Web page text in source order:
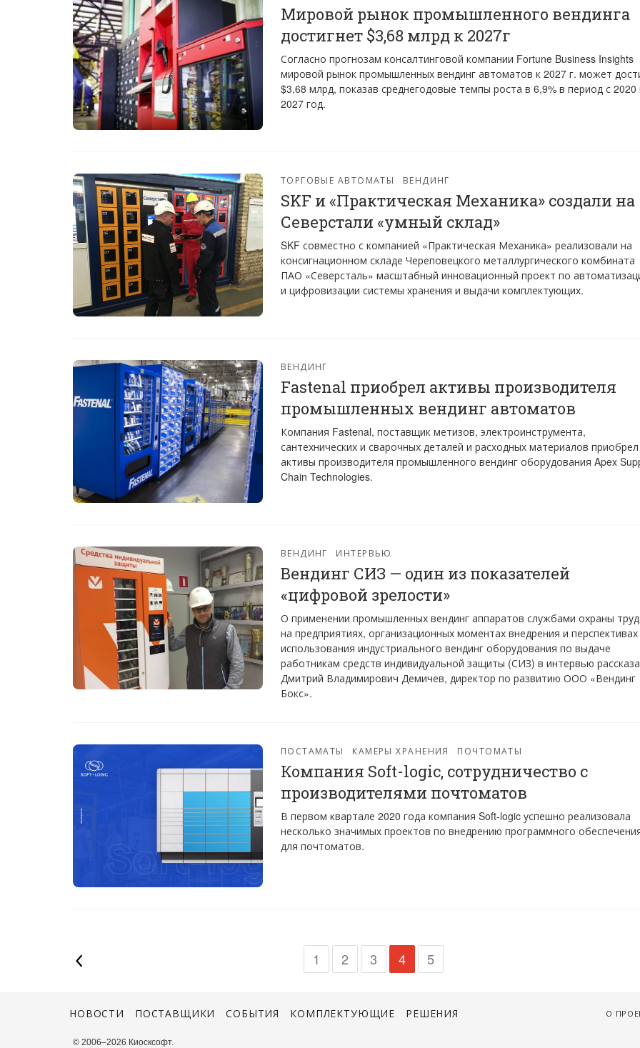
Мировой рынок промышленного вендинга
достигнет $3,68 млрд к 2027г
Согласно прогнозам консалтинговой компании Fortune Business Insights
мировой рынок промышленных вендинг автоматов к 2027 г. может
$3,68 млрд, показав среднегодовые темпы роста в 6,9% в период с 2020
2027 год.
ТОРГОВЫЕ АВТОМАТЫ ВЕНДИНГ
SKF и «Практическая Механика» создали на
Северстали «умный склад»
SKF совместно с компанией «Практическая Механика» реализовали на
консигнационном складе Череповецкого металлургического комбината
ПАО «Северсталь» масштабный инновационный проект по
и цифровизации системы хранения и выдачи комплектующих.
ВЕНДИНГ
Fastenal приобрел активы производителя
промышленных вендинг автоматов
Компания Fastenal, поставщик метизов, электроинструмента,
сантехнических и сварочных деталей и расходных материалов приобрел
активы производителя промышленного вендинг оборудования Apex
Chain Technologies.
ВЕНДИНГ ИНТЕРВЬЮ
Вендинг СИЗ — один из показателей
«цифровой зрелости»
О применении промышленных вендинг аппаратов службами охраны
на предприятиях, организационных моментах внедрения и перспективах
использования индустриального вендинг оборудования по выдаче
работникам средств индивидуальной защиты (СИЗ) в интервью
Дмитрий Владимирович Демичев, директор по развитию ООО «Вендинг
Бокс».
ПОСТАМАТЫ КАМЕРЫ ХРАНЕНИЯ ПОЧТОМАТЫ
Компания Soft-logic, сотрудничество с
производителями почтоматов
В первом квартале 2020 года компания Soft-logic успешно реализовала
несколько значимых проектов по внедрению программного
для почтоматов.
1 2 3 4 5
О
НОВОСТИ ПОСТАВЩИКИ СОБЫТИЯ КОМПЛЕКТУЮЩИЕ РЕШЕНИЯ
© 2006–2026 Киосксофт.